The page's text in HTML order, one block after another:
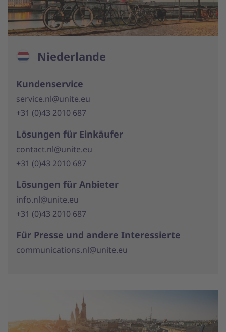
Niederlande
Kundenservice
service.nl@unite.eu
+31 (0)43 2010 687
Lösungen für Einkäufer
contact.nl@unite.eu
+31 (0)43 2010 687
Lösungen für Anbieter
info.nl@unite.eu
+31 (0)43 2010 687
Für Presse und andere Interessierte
communications.nl@unite.eu